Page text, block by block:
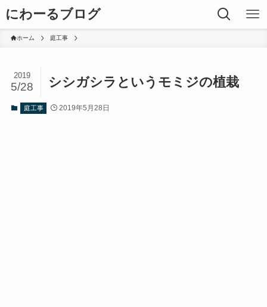
にわーるブログ
ホーム 庭工事
シシガシラというモミジの植栽
2019
5/28
庭工事 2019年5月28日